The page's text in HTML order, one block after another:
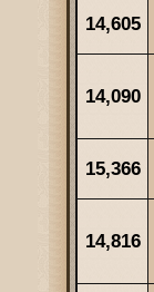
14,605
14,090
15,366
14,816